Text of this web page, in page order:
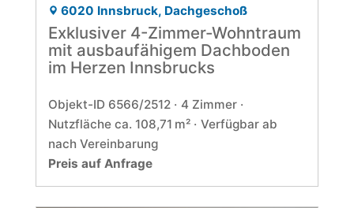
6020 Innsbruck, Dachgeschoß
Exklusiver 4-Zimmer-Wohntraum
mit ausbaufähigem Dachboden
im Herzen Innsbrucks
Objekt-ID 6566/2512
4 Zimmer
Nutzfläche ca. 108,71 m²
Verfügbar ab
nach Vereinbarung
Preis auf Anfrage